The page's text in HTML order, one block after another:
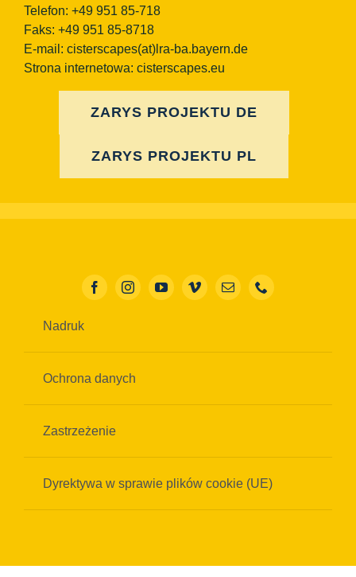
Telefon: +49 951 85-718
Faks: +49 951 85-8718
E-mail: cisterscapes(at)lra-ba.bayern.de
Strona internetowa: cisterscapes.eu
ZARYS PROJEKTU DE
ZARYS PROJEKTU PL
Nadruk
Ochrona danych
Zastrzeżenie
Dyrektywa w sprawie plików cookie (UE)